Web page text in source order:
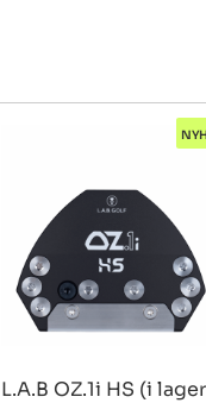
L.A.B OZ.1i HS (i